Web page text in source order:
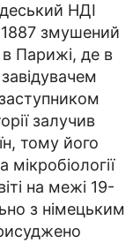
НДІ
1887 змушений
в Парижі, де в
залучив
тому його
на межі 19-
з німецьким